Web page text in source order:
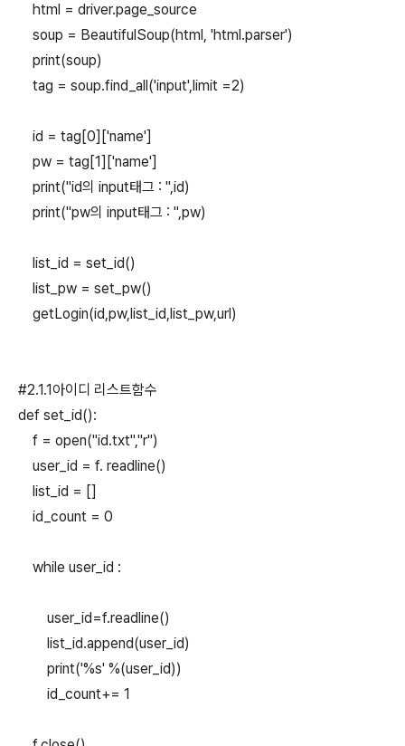
html = driver.page_source
soup = BeautifulSoup(html, 'html.parser')
print(soup)
tag = soup.find_all('input',limit =2)
id = tag[0]['name']
pw = tag[1]['name']
print("id의 input태그 : ",id)
print("pw의 input태그 : ",pw)
list_id = set_id()
list_pw = set_pw()
getLogin(id,pw,list_id,list_pw,url)
#2.1.1아이디 리스트함수
def set_id():
f = open("id.txt","r")
user_id = f. readline()
list_id = []
id_count = 0
while user_id :
user_id=f.readline()
list_id.append(user_id)
print('%s' %(user_id))
id_count+= 1